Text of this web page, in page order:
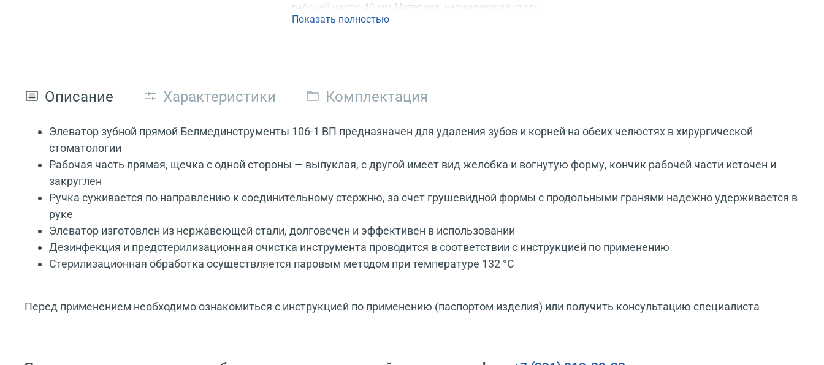
рабочей части: 40 мм Материал: нержавеющая сталь
Регистрационное удостоверение
Показать полностью
Описание Характеристики Комплектация
Элеватор зубной прямой Белмединструменты 106-1 ВП предназначен для удаления зубов и корней на обеих челюстях в хирургической
стоматологии
Рабочая часть прямая, щечка с одной стороны — выпуклая, с другой имеет вид желобка и вогнутую форму, кончик рабочей части источен и
закруглен
Ручка суживается по направлению к соединительному стержню, за счет грушевидной формы с продольными гранями надежно удерживается в
руке
Элеватор изготовлен из нержавеющей стали, долговечен и эффективен в использовании
Дезинфекция и предстерилизационная очистка инструмента проводится в соответствии с инструкцией по применению
Стерилизационная обработка осуществляется паровым методом при температуре 132 °С
Перед применением необходимо ознакомиться с инструкцией по применению (паспортом изделия) или получить консультацию специалиста